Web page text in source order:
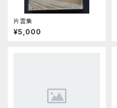
片雲集
¥5,000